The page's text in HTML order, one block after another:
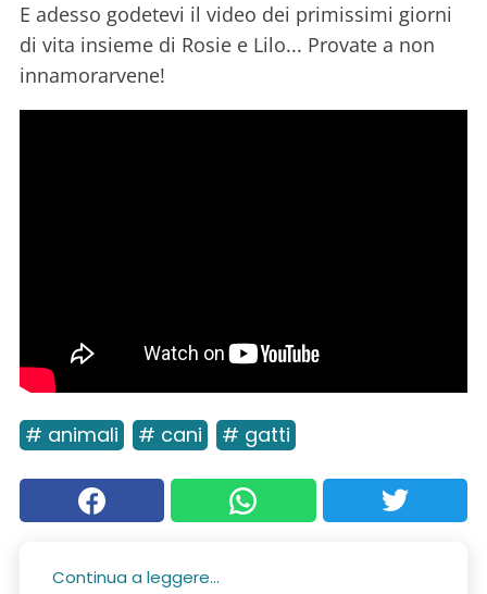
E adesso godetevi il video dei primissimi giorni
di vita insieme di Rosie e Lilo... Provate a non
innamorarvene!
# animali # cani # gatti
Continua a leggere...